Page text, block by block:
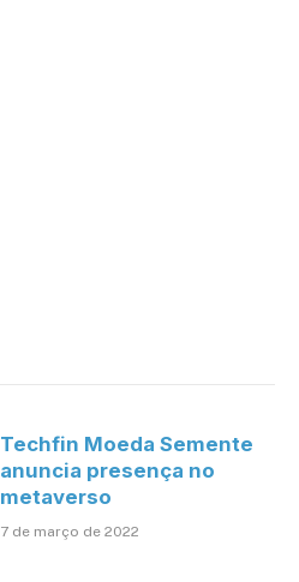
Techfin Moeda Semente
anuncia presença no
metaverso
7 de março de 2022